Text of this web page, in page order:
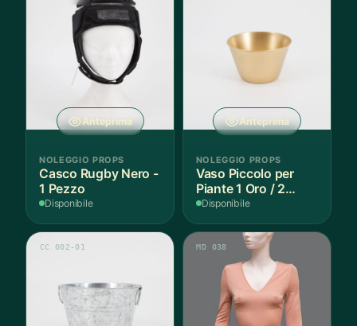
Anteprima
NOLEGGIO PROPS
Casco Rugby Nero -
1 Pezzo
Disponibile
Anteprima
NOLEGGIO PROPS
Vaso Piccolo per
Piante 1 Oro / 2
Argento - 3 Pezzi
Disponibile
CC 002-01 MD 038